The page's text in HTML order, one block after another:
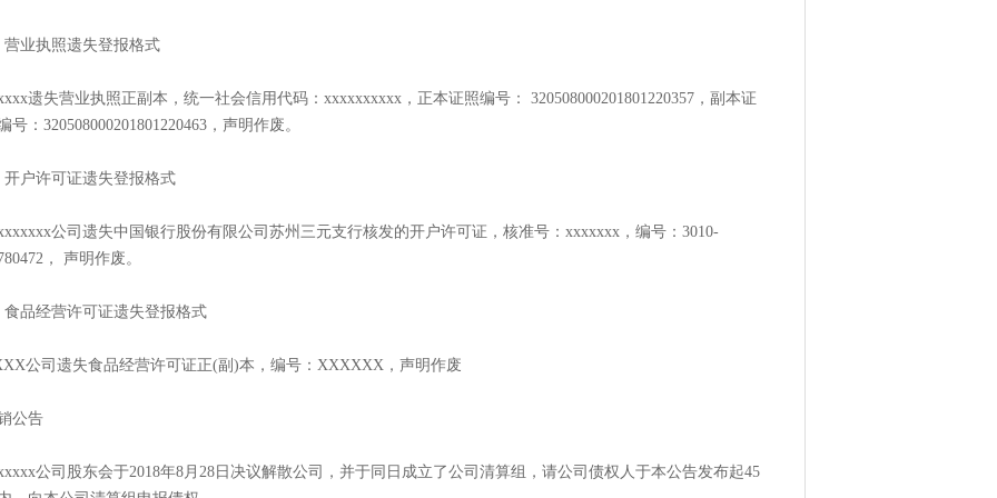
营业执照遗失登报格式
遗失营业执照正副本，统一社会信用代码：xxxxxxxxxx，正本证照编号： 320508000201801220357，副本证
号：320508000201801220463，声明作废。
开户许可证遗失登报格式
公司遗失中国银行股份有限公司苏州三元支行核发的开户许可证，核准号：xxxxxxx，编号：3010-
， 声明作废。
食品经营许可证遗失登报格式
公司遗失食品经营许可证正(副)本，编号：XXXXXX，声明作废
公告
公司股东会于2018年8月28日决议解散公司，并于同日成立了公司清算组，请公司债权人于本公告发布起45